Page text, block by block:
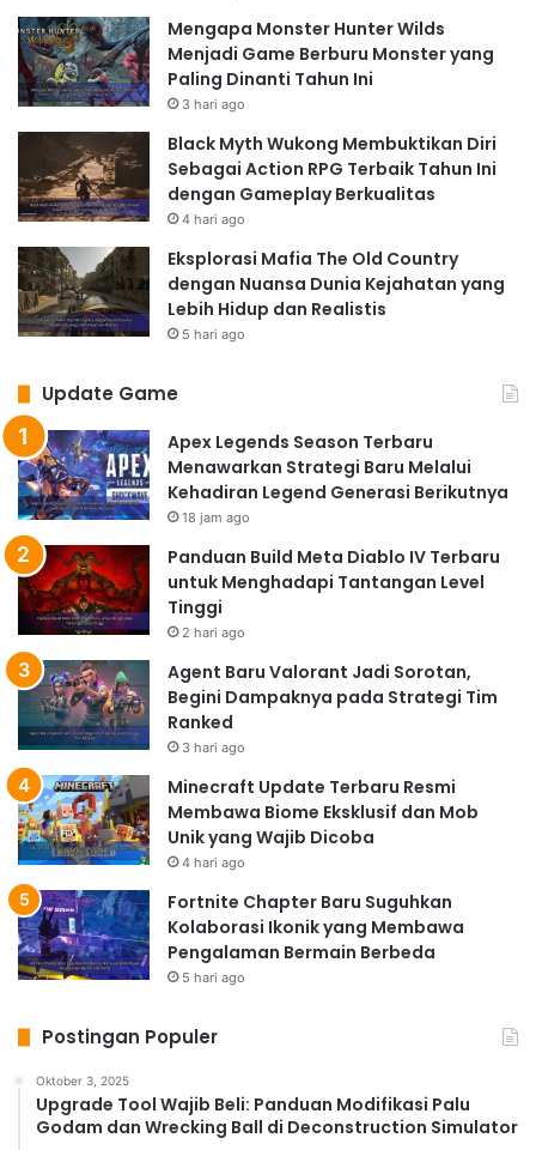
Mengapa Monster Hunter Wilds
Menjadi Game Berburu Monster yang
Paling Dinanti Tahun Ini
3 hari ago
Black Myth Wukong Membuktikan Diri
Sebagai Action RPG Terbaik Tahun Ini
dengan Gameplay Berkualitas
4 hari ago
Eksplorasi Mafia The Old Country
dengan Nuansa Dunia Kejahatan yang
Lebih Hidup dan Realistis
5 hari ago
Update Game
Apex Legends Season Terbaru
Menawarkan Strategi Baru Melalui
Kehadiran Legend Generasi Berikutnya
18 jam ago
Panduan Build Meta Diablo IV Terbaru
untuk Menghadapi Tantangan Level
Tinggi
2 hari ago
Agent Baru Valorant Jadi Sorotan,
Begini Dampaknya pada Strategi Tim
Ranked
3 hari ago
Minecraft Update Terbaru Resmi
Membawa Biome Eksklusif dan Mob
Unik yang Wajib Dicoba
4 hari ago
Fortnite Chapter Baru Suguhkan
Kolaborasi Ikonik yang Membawa
Pengalaman Bermain Berbeda
5 hari ago
Postingan Populer
Oktober 3, 2025
Upgrade Tool Wajib Beli: Panduan Modifikasi Palu
Godam dan Wrecking Ball di Deconstruction Simulator